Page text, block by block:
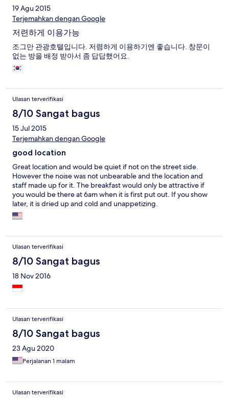
19 Agu 2015
Terjemahkan dengan Google
저련하게 이용가능
조그만 관광호텔입니다. 저렴하게 이용하기엔 좋습니다. 창문이
없는 방을 배정 받아서 좀 답답했어요.
Ulasan terverifikasi
8/10 Sangat bagus
15 Jul 2015
Terjemahkan dengan Google
good location
Great location and would be quiet if not on the street side.
However the noise was not unbearable and the location and
staff made up for it. The breakfast would only be attractive if
you would be there at 6am when it is first put out. If you show
later, it is dried up and cold and unappetizing.
Ulasan terverifikasi
8/10 Sangat bagus
18 Nov 2016
Ulasan terverifikasi
8/10 Sangat bagus
23 Agu 2020
Perjalanan 1 malam
Ulasan terverifikasi